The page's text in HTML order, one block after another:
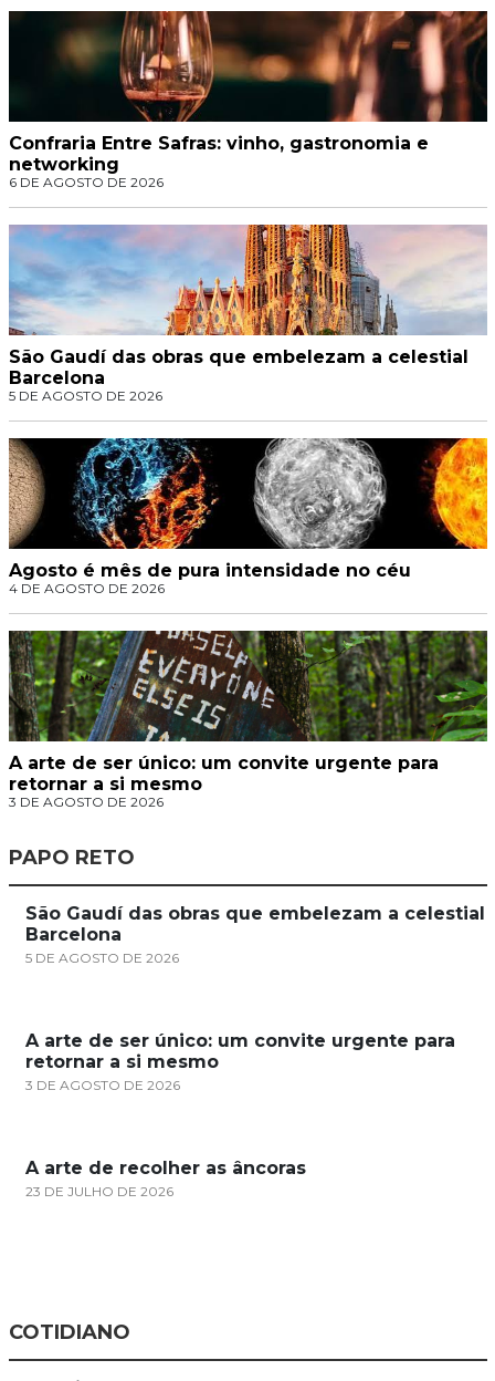
Confraria Entre Safras: vinho, gastronomia e
networking
6 DE AGOSTO DE 2026
São Gaudí das obras que embelezam a celestial
Barcelona
5 DE AGOSTO DE 2026
Agosto é mês de pura intensidade no céu
4 DE AGOSTO DE 2026
A arte de ser único: um convite urgente para
retornar a si mesmo
3 DE AGOSTO DE 2026
PAPO RETO
São Gaudí das obras que embelezam a celestial
Barcelona
5 DE AGOSTO DE 2026
A arte de ser único: um convite urgente para
retornar a si mesmo
3 DE AGOSTO DE 2026
A arte de recolher as âncoras
23 DE JULHO DE 2026
COTIDIANO